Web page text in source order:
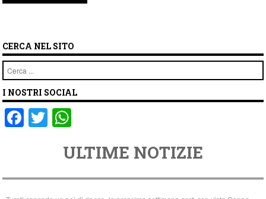
CERCA NEL SITO
Cerca
I NOSTRI SOCIAL
F
a
e
b
T
wi
er
at
s
A
ULTIME NOTIZIE